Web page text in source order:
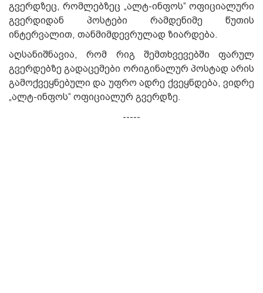
გვერდზეც, რომლებზეც „ალტ-ინფოს“ ოფიციალური
გვერდიდან პოსტები რამდენიმე წუთის
ინტერვალით, თანმიმდევრულად ზიარდება.
აღსანიშნავია, რომ რიგ შემთხვევებში ფარულ
გვერდებზე გადაცემები ორიგინალურ პოსტად არის
გამოქვეყნებული და უფრო ადრე ქვეყნდება, ვიდრე
„ალტ-ინფოს“ ოფიციალურ გვერდზე.
-----